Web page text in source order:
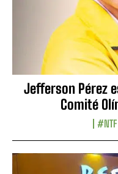
Jefferson Pérez
Comité
#NTF